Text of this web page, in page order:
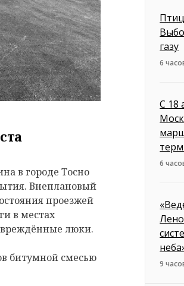
в городе Тосно
Внеплановый
проезжей
в местах
люки.
битумной смесью
газу
6
С 18
6
9